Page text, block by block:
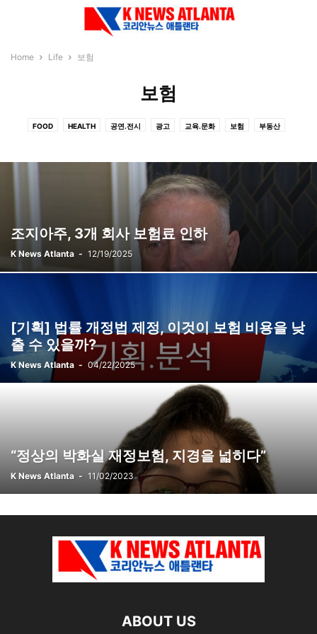
Home Life 보험
보험
FOOD HEALTH 공연.전시 광고 교육.문화 보험 부동산
조지아주, 3개 회사 보험료 인하
K News Atlanta - 12/19/2025
[기획] 법률 개정법 제정, 이것이 보험 비용을 낮
출 수 있을까?
K News Atlanta - 04/22/2025
“정상의 박화실 재정보험, 지경을 넓히다”
K News Atlanta - 11/02/2023
ABOUT US